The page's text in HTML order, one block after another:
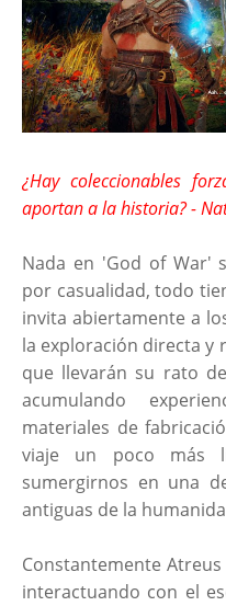
¿Hay coleccionables
aportan a la historia? -
Nada en 'God of War'
por casualidad, todo
invita abiertamente a
la exploración directa y
que llevarán su rato
acumulando
materiales de
viaje un poco más
sumergirnos en una
antiguas de la
Constantemente
interactuando con el